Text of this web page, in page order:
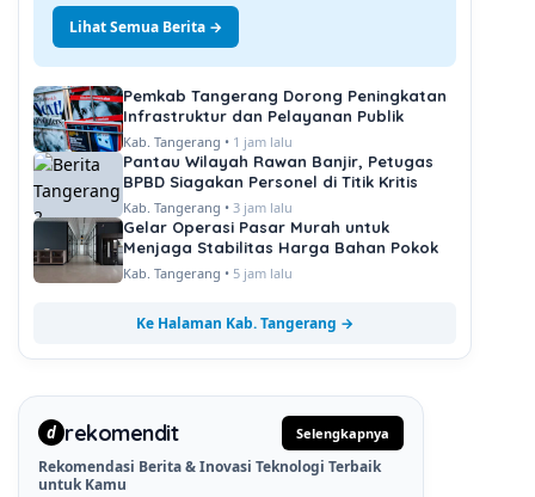
Lihat Semua Berita →
Pemkab Tangerang Dorong Peningkatan
Infrastruktur dan Pelayanan Publik
Kab. Tangerang • 1 jam lalu
Pantau Wilayah Rawan Banjir, Petugas
BPBD Siagakan Personel di Titik Kritis
Kab. Tangerang • 3 jam lalu
Gelar Operasi Pasar Murah untuk
Menjaga Stabilitas Harga Bahan Pokok
Kab. Tangerang • 5 jam lalu
Ke Halaman Kab. Tangerang →
d rekomendit Selengkapnya
Rekomendasi Berita & Inovasi Teknologi Terbaik
untuk Kamu